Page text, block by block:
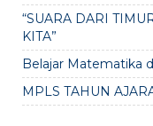
“SUARA DARI
KITA”
Belajar Matematika
MPLS TAHUN